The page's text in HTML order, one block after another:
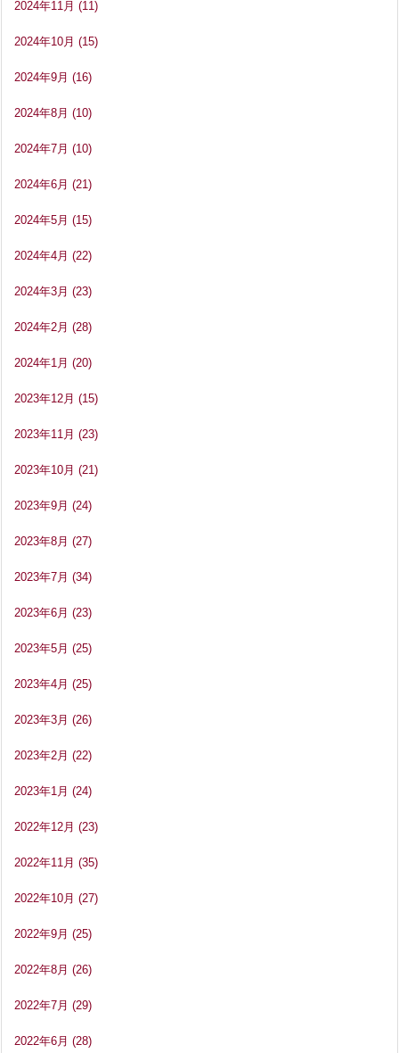
2024年11月 (11)
2024年10月 (15)
2024年9月 (16)
2024年8月 (10)
2024年7月 (10)
2024年6月 (21)
2024年5月 (15)
2024年4月 (22)
2024年3月 (23)
2024年2月 (28)
2024年1月 (20)
2023年12月 (15)
2023年11月 (23)
2023年10月 (21)
2023年9月 (24)
2023年8月 (27)
2023年7月 (34)
2023年6月 (23)
2023年5月 (25)
2023年4月 (25)
2023年3月 (26)
2023年2月 (22)
2023年1月 (24)
2022年12月 (23)
2022年11月 (35)
2022年10月 (27)
2022年9月 (25)
2022年8月 (26)
2022年7月 (29)
2022年6月 (28)